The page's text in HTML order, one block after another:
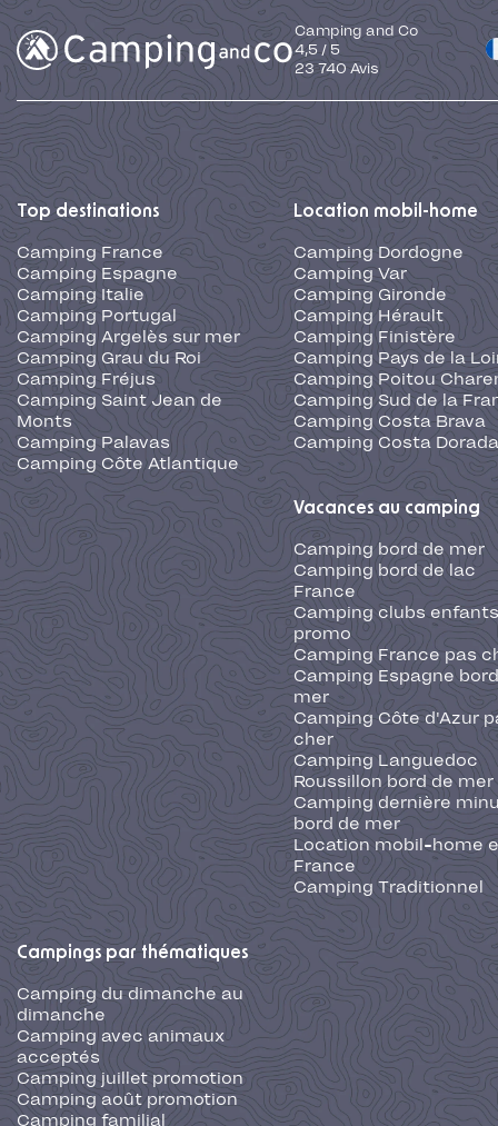
Camping and Co
4,5 / 5
23 740 Avis
Top destinations
Camping France
Camping Espagne
Camping Italie
Camping Portugal
Camping Argelès sur mer
Camping Grau du Roi
Camping Fréjus
Camping Saint Jean de
Monts
Camping Palavas
Camping Côte Atlantique
Location mobil-home
Camping Dordogne
Camping Var
Camping Gironde
Camping Hérault
Camping Finistère
Camping Pays de la
Camping Poitou
Camping Sud de la
Camping Costa Brava
Camping Costa Dorada
Vacances au camping
Camping bord de mer
Camping bord de lac
France
Camping clubs
promo
Camping France pas
Camping Espagne
mer
Camping Côte d'Azur
cher
Camping Languedoc
Roussillon bord de mer
Camping dernière
bord de mer
Location mobil-home
France
Camping Traditionnel
Campings par thématiques
Camping du dimanche au
dimanche
Camping avec animaux
acceptés
Camping juillet promotion
Camping août promotion
Camping familial